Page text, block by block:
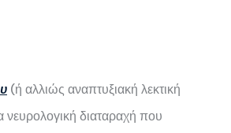
(ή αλλιώς αναπτυξιακή λεκτική
νευρολογική διαταραχή που